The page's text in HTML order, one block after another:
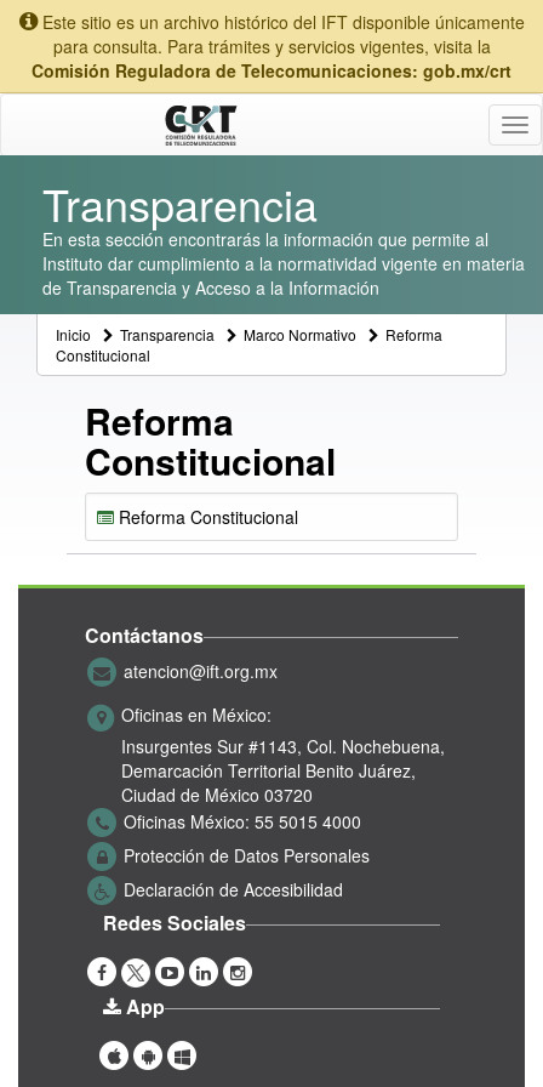
Este sitio es un archivo histórico del IFT disponible únicamente
para consulta. Para trámites y servicios vigentes, visita la
Comisión Reguladora de Telecomunicaciones: gob.mx/crt
Transparencia
En esta sección encontrarás la información que permite al
Instituto dar cumplimiento a la normatividad vigente en materia
de Transparencia y Acceso a la Información
Inicio Transparencia Marco Normativo
Reforma
Constitucional
Reforma
Constitucional
Reforma Constitucional
Contáctanos
atencion@ift.org.mx
Oficinas en México:
Insurgentes Sur #1143, Col. Nochebuena,
Demarcación Territorial Benito Juárez,
Ciudad de México 03720
Oficinas México: 55 5015 4000
Protección de Datos Personales
Declaración de Accesibilidad
Redes Sociales
App